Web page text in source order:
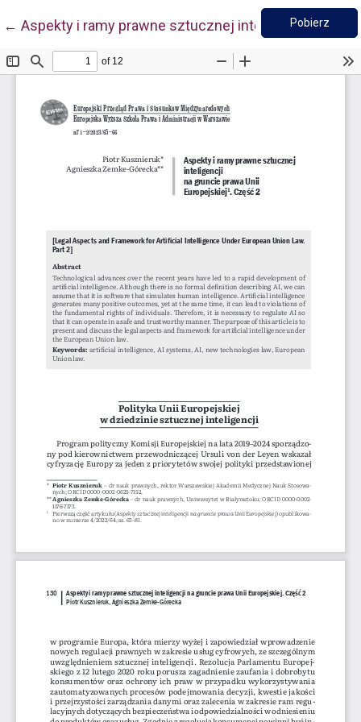
← Wróć do szczegółów artykułu
Aspekty i ramy prawne sztucznej inteligencji na
Pobierz